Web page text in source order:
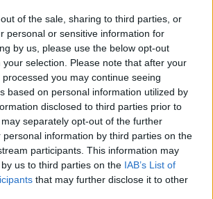
of the sale, sharing to third parties, or
personal or sensitive information for
by us, please use the below opt-out
selection. Please note that after your
you may continue seeing
based on personal information utilized by
disclosed to third parties prior to
separately opt-out of the further
personal information by third parties on the
participants. This information may
us to third parties on the IAB’s List of
that may further disclose it to other
να πολιτευτώ», ανέφερε
εξηγώντας στη Σταματίνα
να συμφωνείς με τις
ενός καινούργιου
σε κάνει κατ’ ανάγκην και
πολιτικό. Το να πολιτευτείς,
είναι επάγγελμα, γιατί ζεις
μπορείς να κάνεις δυο
Όπως καταλαβαίνεις, εγώ που
ενεργός, δεν μπορώ να